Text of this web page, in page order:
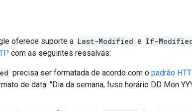
oferece suporte a Last-Modified e If-
com as seguintes ressalvas:
precisa ser formatada de acordo com o padrão
de data: "Dia da semana, fuso horário DD Mon